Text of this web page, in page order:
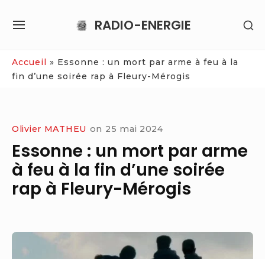
RADIO-ENERGIE
SITE
Accueil » Essonne : un mort par arme à feu à la
fin d’une soirée rap à Fleury-Mérogis
Olivier MATHEU on 25 mai 2024
Essonne : un mort par arme
à feu à la fin d’une soirée
rap à Fleury-Mérogis